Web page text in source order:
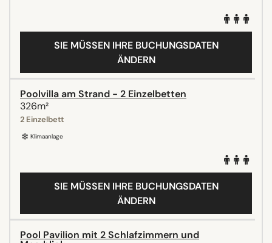
SIE MÜSSEN IHRE BUCHUNGSDATEN
ÄNDERN
Poolvilla am Strand - 2 Einzelbetten
326m²
2 Einzelbett
Klimaanlage
SIE MÜSSEN IHRE BUCHUNGSDATEN
ÄNDERN
Pool Pavilion mit 2 Schlafzimmern und